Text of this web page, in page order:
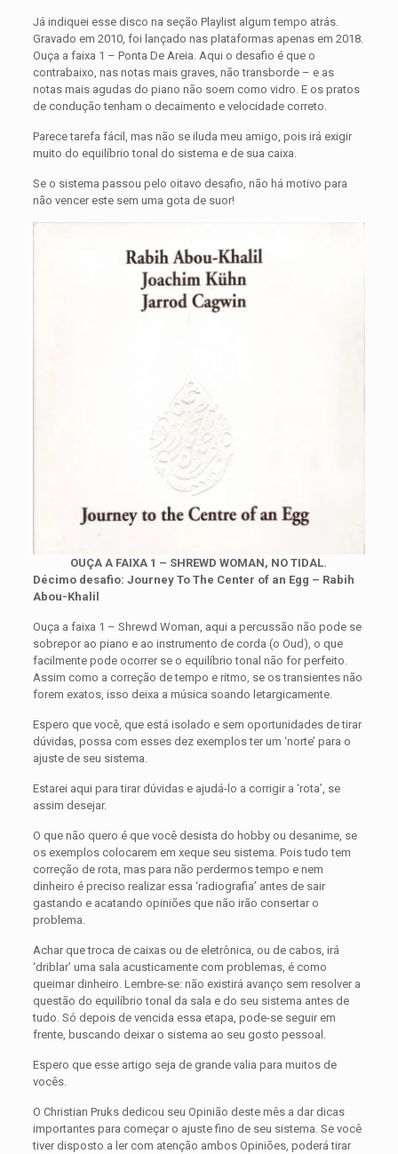
Já indiquei esse disco na seção Playlist algum tempo atrás.
Gravado em 2010, foi lançado nas plataformas apenas em 2018.
Ouça a faixa 1 – Ponta De Areia. Aqui o desafio é que o
contrabaixo, nas notas mais graves, não transborde – e as
notas mais agudas do piano não soem como vidro. E os pratos
de condução tenham o decaimento e velocidade correto.
Parece tarefa fácil, mas não se iluda meu amigo, pois irá exigir
muito do equilíbrio tonal do sistema e de sua caixa.
Se o sistema passou pelo oitavo desafio, não há motivo para
não vencer este sem uma gota de suor!
OUÇA A FAIXA 1 – SHREWD WOMAN, NO TIDAL.
Décimo desafio: Journey To The Center of an Egg – Rabih
Abou-Khalil
Ouça a faixa 1 – Shrewd Woman, aqui a percussão não pode se
sobrepor ao piano e ao instrumento de corda (o Oud), o que
facilmente pode ocorrer se o equilíbrio tonal não for perfeito.
Assim como a correção de tempo e ritmo, se os transientes não
forem exatos, isso deixa a música soando letargicamente.
Espero que você, que está isolado e sem oportunidades de tirar
dúvidas, possa com esses dez exemplos ter um ‘norte’ para o
ajuste de seu sistema.
Estarei aqui para tirar dúvidas e ajudá-lo a corrigir a ‘rota’, se
assim desejar.
O que não quero é que você desista do hobby ou desanime, se
os exemplos colocarem em xeque seu sistema. Pois tudo tem
correção de rota, mas para não perdermos tempo e nem
dinheiro é preciso realizar essa ‘radiografia’ antes de sair
gastando e acatando opiniões que não irão consertar o
problema.
Achar que troca de caixas ou de eletrônica, ou de cabos, irá
‘driblar’ uma sala acusticamente com problemas, é como
queimar dinheiro. Lembre-se: não existirá avanço sem resolver a
questão do equilíbrio tonal da sala e do seu sistema antes de
tudo. Só depois de vencida essa etapa, pode-se seguir em
frente, buscando deixar o sistema ao seu gosto pessoal.
Espero que esse artigo seja de grande valia para muitos de
vocês.
O Christian Pruks dedicou seu Opinião deste mês a dar dicas
importantes para começar o ajuste fino de seu sistema. Se você
tiver disposto a ler com atenção ambos Opiniões, poderá tirar